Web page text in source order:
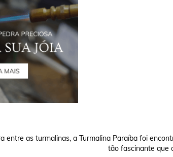
entre as turmalinas, a Turmalina Paraíba foi
tão fascinante que